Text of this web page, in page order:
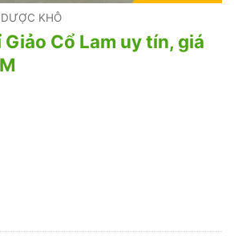
KHÔ
Cổ Lam uy tín, giá